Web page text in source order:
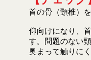
首の骨（頸椎）
仰向けになり、
す。
問題のない
奥まって触りに